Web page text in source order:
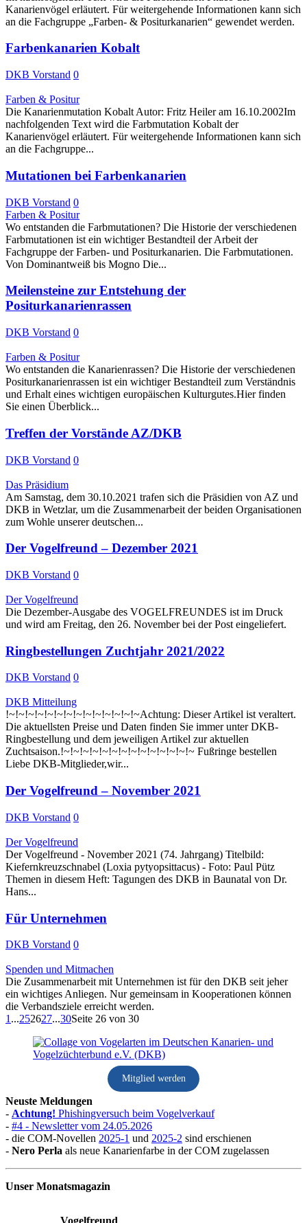
Kanarienvögel erläutert. Für weitergehende Informationen kann sich
an die Fachgruppe „Farben- & Positurkanarien“ gewendet werden.
Farbenkanarien Kobalt
DKB Vorstand 0
Farben & Positur
Die Kanarienmutation Kobalt Autor: Fritz Heiler am 16.10.2002Im
nachfolgenden Text wird die Farbmutation Kobalt der
Kanarienvögel erläutert. Für weitergehende Informationen kann sich
an die Fachgruppe...
Mutationen bei Farbenkanarien
DKB Vorstand 0
Farben & Positur
Wo entstanden die Farbmutationen? Die Historie der verschiedenen
Farbmutationen ist ein wichtiger Bestandteil der Arbeit der
Fachgruppe der Farben- und Positurkanarien. Die Farbmutationen.
Von Dominantweiß bis Mogno Die...
Meilensteine zur Entstehung der
Positurkanarienrassen
DKB Vorstand 0
Farben & Positur
Wo entstanden die Kanarienrassen? Die Historie der verschiedenen
Positurkanarienrassen ist ein wichtiger Bestandteil zum Verständnis
und Erhalt eines wichtigen europäischen Kulturgutes.Hier finden
Sie einen Überblick...
Treffen der Vorstände AZ/DKB
DKB Vorstand 0
Das Präsidium
Am Samstag, dem 30.10.2021 trafen sich die Präsidien von AZ und
DKB in Wetzlar, um die Zusammenarbeit der beiden Organisationen
zum Wohle unserer deutschen...
Der Vogelfreund – Dezember 2021
DKB Vorstand 0
Der Vogelfreund
Die Dezember-Ausgabe des VOGELFREUNDES ist im Druck
und wird am Freitag, den 26. November bei der Post eingeliefert.
Ringbestellungen Zuchtjahr 2021/2022
DKB Vorstand 0
DKB Mitteilung
!~!~!~!~!~!~!~!~!~!~!~!~!~!~Achtung: Dieser Artikel ist veraltert.
Die aktuellsten Preise und Daten finden Sie immer unter DKB-
Ringbestellung und dem jeweiligen Artikel zur aktuellen
Zuchtsaison.!~!~!~!~!~!~!~!~!~!~!~!~!~!~ Fußringe bestellen
Liebe DKB-Mitglieder,wir...
Der Vogelfreund – November 2021
DKB Vorstand 0
Der Vogelfreund
Der Vogelfreund - November 2021 (74. Jahrgang) Titelbild:
Kiefernkreuzschnabel (Loxia pytyopsittacus) - Foto: Paul Pütz
Themen in diesem Heft: Tagungen des DKB in Baunatal von Dr.
Hans...
Für Unternehmen
DKB Vorstand 0
Spenden und Mitmachen
Die Zusammenarbeit mit Unternehmen ist für den DKB seit jeher
ein wichtiges Anliegen. Nur gemeinsam in Kooperationen können
die Verbandsziele erreicht werden.
1 ...252627...30Seite 26 von 30
Mitglied werden
Neuste Meldungen
- Achtung! Phishingversuch beim Vogelverkauf
- #4 - Newsletter vom 24.05.2026
- die COM-Novellen 2025-1 und 2025-2 sind erschienen
- Nero Perla als neue Kanarienfarbe in der COM zugelassen
Unser Monatsmagazin